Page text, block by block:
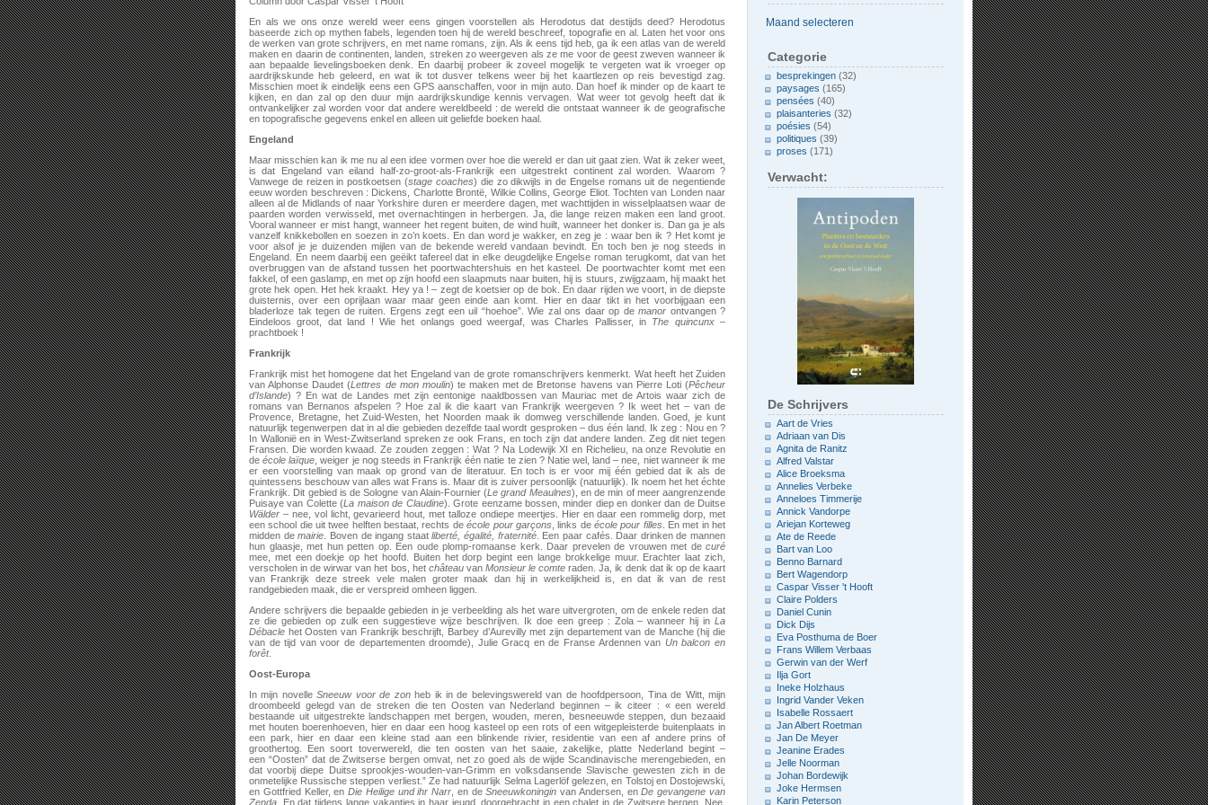
En als we ons onze wereld weer eens gingen voorstellen als Herodotus dat destijds deed? Herodotus
baseerde zich op mythen fabels, legenden toen hij de wereld beschreef, topografie en al. Laten het voor ons
de werken van grote schrijvers, en met name romans, zijn. Als ik eens tijd heb, ga ik een atlas van de wereld
maken en daarin de continenten, landen, streken zo weergeven als ze me voor de geest zweven wanneer ik
aan bepaalde lievelingsboeken denk. En daarbij probeer ik zoveel mogelijk te vergeten wat ik vroeger op
aardrijkskunde heb geleerd, en wat ik tot dusver telkens weer bij het kaartlezen op reis bevestigd zag.
Misschien moet ik eindelijk eens een GPS aanschaffen, voor in mijn auto. Dan hoef ik minder op de kaart te
kijken, en dan zal op den duur mijn aardrijkskundige kennis vervagen. Wat weer tot gevolg heeft dat ik
ontvankelijker zal worden voor dat andere wereldbeeld : de wereld die ontstaat wanneer ik de geografische
en topografische gegevens enkel en alleen uit geliefde boeken haal.
Engeland
Maar misschien kan ik me nu al een idee vormen over hoe die wereld er dan uit gaat zien. Wat ik zeker weet,
is dat Engeland van eiland half-zo-groot-als-Frankrijk een uitgestrekt continent zal worden. Waarom ?
Vanwege de reizen in postkoetsen (stage coaches) die zo dikwijls in de Engelse romans uit de negentiende
eeuw worden beschreven : Dickens, Charlotte Brontë, Wilkie Collins, George Eliot. Tochten van Londen naar
alleen al de Midlands of naar Yorkshire duren er meerdere dagen, met wachttijden in wisselplaatsen waar de
paarden worden verwisseld, met overnachtingen in herbergen. Ja, die lange reizen maken een land groot.
Vooral wanneer er mist hangt, wanneer het regent buiten, de wind huilt, wanneer het donker is. Dan ga je als
vanzelf knikkebollen en soezen in zo’n koets. En dan word je wakker, en zeg je : waar ben ik ? Het komt je
voor alsof je je duizenden mijlen van de bekende wereld vandaan bevindt. En toch ben je nog steeds in
Engeland. En neem daarbij een geëikt tafereel dat in elke deugdelijke Engelse roman terugkomt, dat van het
overbruggen van de afstand tussen het poortwachtershuis en het kasteel. De poortwachter komt met een
fakkel, of een gaslamp, en met op zijn hoofd een slaapmuts naar buiten, hij is stuurs, zwijgzaam, hij maakt het
grote hek open. Het hek kraakt. Hey ya ! – zegt de koetsier op de bok. En daar rijden we voort, in de diepste
duisternis, over een oprijlaan waar maar geen einde aan komt. Hier en daar tikt in het voorbijgaan een
bladerloze tak tegen de ruiten. Ergens zegt een uil “hoehoe”. Wie zal ons daar op de manor ontvangen ?
Eindeloos groot, dat land ! Wie het onlangs goed weergaf, was Charles Pallisser, in The quincunx–
prachtboek !
Frankrijk
Frankrijk mist het homogene dat het Engeland van de grote romanschrijvers kenmerkt. Wat heeft het Zuiden
van Alphonse Daudet (Lettres de mon moulin) te maken met de Bretonse havens van Pierre Loti (Pêcheur
d’Islande) ? En wat de Landes met zijn eentonige naaldbossen van Mauriac met de Artois waar zich de
romans van Bernanos afspelen ? Hoe zal ik die kaart van Frankrijk weergeven ? Ik weet het – van de
Provence, Bretagne, het Zuid-Westen, het Noorden maak ik domweg verschillende landen. Goed, je kunt
natuurlijk tegenwerpen dat in al die gebieden dezelfde taal wordt gesproken – dus één land. Ik zeg : Nou en ?
In Wallonië en in West-Zwitserland spreken ze ook Frans, en toch zijn dat andere landen. Zeg dit niet tegen
Fransen. Die worden kwaad. Ze zouden zeggen : Wat ? Na Lodewijk XI en Richelieu, na onze Revolutie en
deécole laïque , weiger je nog steeds in Frankrijk één natie te zien ? Natie wel, land – nee, niet wanneer ik me
er een voorstelling van maak op grond van de literatuur. En toch is er voor mij één gebied dat ik als de
quintessens beschouw van alles wat Frans is. Maar dit is zuiver persoonlijk (natuurlijk). Ik noem het het échte
Frankrijk. Dit gebied is de Sologne van Alain-Fournier (Le grand Meaulnes), en de min of meer aangrenzende
Puisaye van Colette (La maison de Claudine). Grote eenzame bossen, minder diep en donker dan de Duitse
Wälder – nee, vol licht, gevarieerd hout, met talloze ondiepe meertjes. Hier en daar een rommelig dorp, met
een school die uit twee helften bestaat, rechts deécole pour garçons , links de école pour filles . En met in het
midden demairie . Boven de ingang staatliberté, égalité, fraternité. Een paar cafés. Daar drinken de mannen
hun glaasje, met hun petten op. Een oude plomp-romaanse kerk. Daar prevelen de vrouwen met de curé
mee, met een doekje op het hoofd. Buiten het dorp begint een lange brokkelige muur. Erachter laat zich,
verscholen in de wirwar van het bos, het châteauvan Monsieur le comte raden. Ja, ik denk dat ik op de kaart
van Frankrijk deze streek vele malen groter maak dan hij in werkelijkheid is, en dat ik van de rest
randgebieden maak, die er verspreid omheen liggen.
Andere schrijvers die bepaalde gebieden in je verbeelding als het ware uitvergroten, om de enkele reden dat
ze die gebieden op zulk een suggestieve wijze beschrijven. Ik doe een greep : Zola – wanneer hij in La
Débacle het Oosten van Frankrijk beschrijft, Barbey d’Aurevilly met zijn departement van de Manche (hij die
van de tijd van voor de departementen droomde), Julie Gracq en de Franse Ardennen van Un balcon en
forêt.
Oost-Europa
In mijn novelleSneeuw voor de zonheb ik in de belevingswereld van de hoofdpersoon, Tina de Witt, mijn
droombeeld gelegd van de streken die ten Oosten van Nederland beginnen – ik citeer : « een wereld
bestaande uit uitgestrekte landschappen met bergen, wouden, meren, besneeuwde steppen, dun bezaaid
met houten boerenhoeven, hier en daar een hoog kasteel op een rots of een witgepleisterde buitenplaats in
een park, hier en daar een kleine stad aan een blinkende rivier, residentie van een af andere prins of
groothertog. Een soort toverwereld, die ten oosten van het saaie, zakelijke, platte Nederland begint –
een “Oosten” dat de Zwitserse bergen omvat, net zo goed als de wijde Scandinavische merengebieden, en
dat voorbij diepe Duitse sprookjes-wouden-van-Grimm en volksdansende Slavische gewesten zich in de
onmetelijke Russische steppen verliest.” Ze had natuurlijk Selma Lagerlöf gelezen, en Tolstoj en Dostojewski,
en Gottfried Keller, enDie Heilige und ihr Narr , en deSneeuwkoningin van Andersen, enDe gevangene van
Zenda . En dat tijdens lange vakanties in haar jeugd, doorgebracht in een chalet in de Zwitsere bergen. Nee,
Categorie
besprekingen (32)
paysages (165)
pensées (40)
plaisanteries (32)
poésies (54)
politiques (39)
proses (171)
Verwacht:
De Schrijvers
Aart de Vries
Adriaan van Dis
Agnita de Ranitz
Alfred Valstar
Alice Broeksma
Annelies Verbeke
Anneloes Timmerije
Annick Vandorpe
Ariejan Korteweg
Ate de Reede
Bart van Loo
Benno Barnard
Bert Wagendorp
Caspar Visser 't Hooft
Claire Polders
Daniel Cunin
Dick Dijs
Eva Posthuma de Boer
Frans Willem Verbaas
Gerwin van der Werf
Ilja Gort
Ineke Holzhaus
Ingrid Vander Veken
Isabelle Rossaert
Jan Albert Roetman
Jan De Meyer
Jeanine Erades
Jelle Noorman
Johan Bordewijk
Joke Hermsen
Karin Peterson